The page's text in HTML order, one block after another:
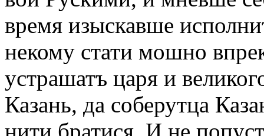
время изыскавше
некому стати мошно
устрашатъ царя и
Казань, да соберутца